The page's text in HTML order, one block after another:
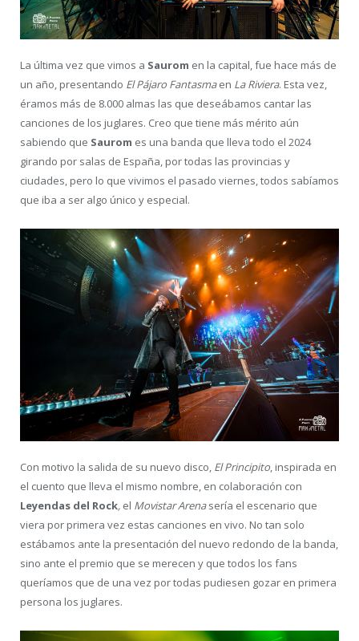
La última vez que vimos a Saurom en la capital, fue hace más de
un año, presentando El Pájaro Fantasmaen La Riviera. Esta vez,
éramos más de 8.000 almas las que deseábamos cantar las
canciones de los juglares. Creo que tiene más mérito aún
sabiendo que Saurom es una banda que lleva todo el 2024
girando por salas de España, por todas las provincias y
ciudades, pero lo que vivimos el pasado viernes, todos sabíamos
que iba a ser algo único y especial.
Con motivo la salida de su nuevo disco, El Principito, inspirada en
el cuento que lleva el mismo nombre, en colaboración con
Leyendas del Rock, el Movistar Arenasería el escenario que
viera por primera vez estas canciones en vivo. No tan solo
estábamos ante la presentación del nuevo redondo de la banda,
sino ante el premio que se merecen y que todos los fans
queríamos que de una vez por todas pudiesen gozar en primera
persona los juglares.